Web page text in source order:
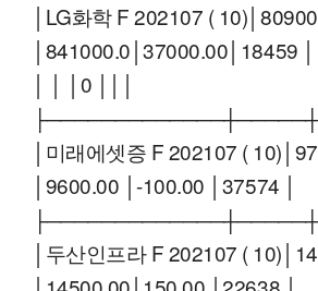
│LG화학 F 202107 (
│841000.0│37000.00│18459 │
│ │ │0 │││
│미래에셋증 F 202107 (
│9600.00 │-100.00 │37574 │
│두산인프라 F 202107 (